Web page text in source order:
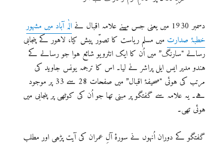
دسمبر 1930 میں یعنی جس مہینے علامہ اقبال نے
الٰہ آباد میں مشہور
خطبۂ صدارت میں مسلم ریاست کا تصوّر پیش کیا، لاہور کے پنجابی
رسالے "سارنگ” میں اُن کا ایک انٹرویو شائع ہوا جو رسالے کے
ہندو مدیر ایس ایل پراشر نے لیا۔ اس کا ترجمہ یونس جاوید کی
مرتب کی ہوئی "صحیفۂ اقبال” میں صفحات 28 سے 33 پر موجود
ہے۔ یہ علامہ سے گفتگو پر مبنی تھا جو اُن کی کوٹھی پر پنجابی میں
ہوئی تھی۔
گفتگو کے دوران اُنہوں نے سورۂ آلِ عمران کی آیت پڑھی اور مطلب